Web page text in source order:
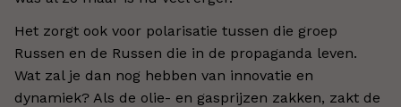
Het zorgt ook voor polarisatie tussen die groep
Russen en de Russen die in de propaganda leven.
Wat zal je dan nog hebben van innovatie en
dynamiek? Als de olie- en gasprijzen zakken, zakt de